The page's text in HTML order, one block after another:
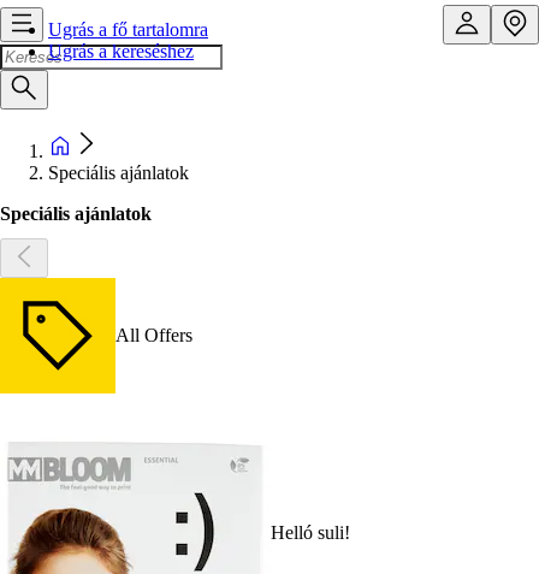
Ugrás a fő tartalomra
Ugrás a kereséshez
Speciális ajánlatok
Speciális ajánlatok
All Offers
Helló suli!